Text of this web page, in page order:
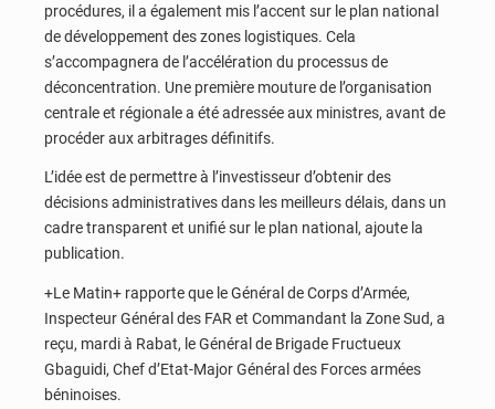
procédures, il a également mis l’accent sur le plan national
de développement des zones logistiques. Cela
s’accompagnera de l’accélération du processus de
déconcentration. Une première mouture de l’organisation
centrale et régionale a été adressée aux ministres, avant de
procéder aux arbitrages définitifs.
L’idée est de permettre à l’investisseur d’obtenir des
décisions administratives dans les meilleurs délais, dans un
cadre transparent et unifié sur le plan national, ajoute la
publication.
+Le Matin+ rapporte que le Général de Corps d’Armée,
Inspecteur Général des FAR et Commandant la Zone Sud, a
reçu, mardi à Rabat, le Général de Brigade Fructueux
Gbaguidi, Chef d’Etat-Major Général des Forces armées
béninoises.